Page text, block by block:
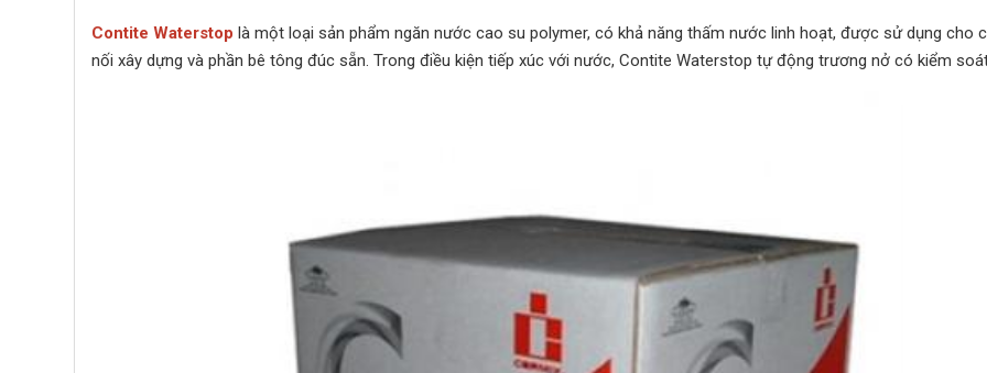
Contite Waterstop là một loại sản phẩm ngăn nước cao su polymer, có khả năng thấm nước linh hoạt, được sử dụng cho
nối xây dựng và phần bê tông đúc sẵn. Trong điều kiện tiếp xúc với nước, Contite Waterstop tự động trương nở có kiểm